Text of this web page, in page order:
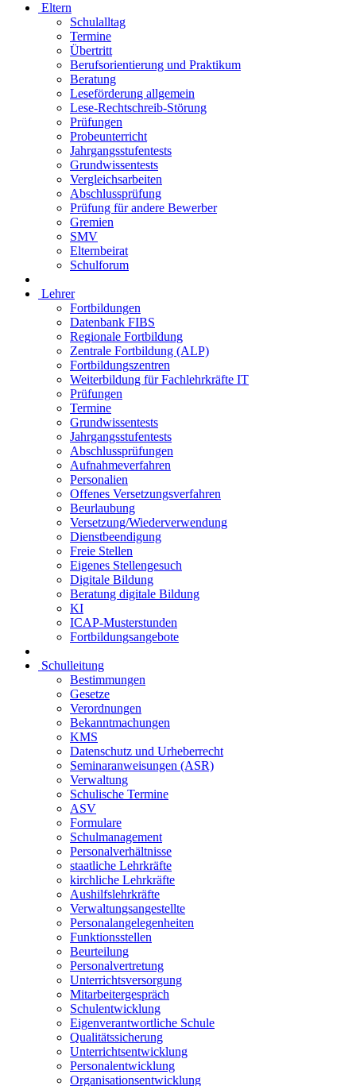
Eltern
Schulalltag
Termine
Übertritt
Berufsorientierung und Praktikum
Beratung
Leseförderung allgemein
Lese-Rechtschreib-Störung
Prüfungen
Probeunterricht
Jahrgangsstufentests
Grundwissentests
Vergleichsarbeiten
Abschlussprüfung
Prüfung für andere Bewerber
Gremien
SMV
Elternbeirat
Schulforum
Lehrer
Fortbildungen
Datenbank FIBS
Regionale Fortbildung
Zentrale Fortbildung (ALP)
Fortbildungszentren
Weiterbildung für Fachlehrkräfte IT
Prüfungen
Termine
Grundwissentests
Jahrgangsstufentests
Abschlussprüfungen
Aufnahmeverfahren
Personalien
Offenes Versetzungsverfahren
Beurlaubung
Versetzung/Wiederverwendung
Dienstbeendigung
Freie Stellen
Eigenes Stellengesuch
Digitale Bildung
Beratung digitale Bildung
KI
ICAP-Musterstunden
Fortbildungsangebote
Schulleitung
Bestimmungen
Gesetze
Verordnungen
Bekanntmachungen
KMS
Datenschutz und Urheberrecht
Seminaranweisungen (ASR)
Verwaltung
Schulische Termine
ASV
Formulare
Schulmanagement
Personalverhältnisse
staatliche Lehrkräfte
kirchliche Lehrkräfte
Aushilfslehrkräfte
Verwaltungsangestellte
Personalangelegenheiten
Funktionsstellen
Beurteilung
Personalvertretung
Unterrichtsversorgung
Mitarbeitergespräch
Schulentwicklung
Eigenverantwortliche Schule
Qualitätssicherung
Unterrichtsentwicklung
Personalentwicklung
Organisationsentwicklung